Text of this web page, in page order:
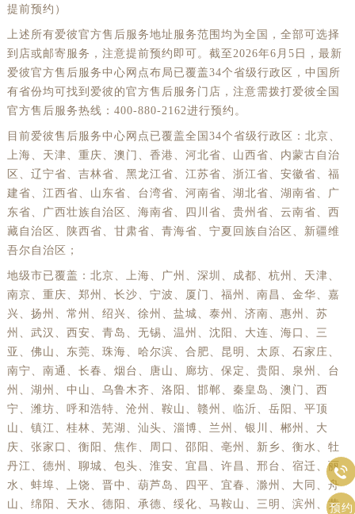
提前预约）
上述所有爱彼官方售后服务地址服务范围均为全国，全部可选择
到店或邮寄服务，注意提前预约即可。截至2026年6月5日，最新
爱彼官方售后服务中心网点布局已覆盖34个省级行政区，中国所
有省份均可找到爱彼的官方售后服务门店，注意需拨打爱彼全国
官方售后服务热线：400-880-2162进行预约。
目前爱彼售后服务中心网点已覆盖全国34个省级行政区：北京、
上海、天津、重庆、澳门、香港、河北省、山西省、内蒙古自治
区、辽宁省、吉林省、黑龙江省、江苏省、浙江省、安徽省、福
建省、江西省、山东省、台湾省、河南省、湖北省、湖南省、广
东省、广西壮族自治区、海南省、四川省、贵州省、云南省、西
藏自治区、陕西省、甘肃省、青海省、宁夏回族自治区、新疆维
吾尔自治区；
地级市已覆盖：北京、上海、广州、深圳、成都、杭州、天津、
南京、重庆、郑州、长沙、宁波、厦门、福州、南昌、金华、嘉
兴、扬州、常州、绍兴、徐州、盐城、泰州、济南、惠州、苏
州、武汉、西安、青岛、无锡、温州、沈阳、大连、海口、三
亚、佛山、东莞、珠海、哈尔滨、合肥、昆明、太原、石家庄、
南宁、南通、长春、烟台、唐山、廊坊、保定、贵阳、泉州、台
州、湖州、中山、乌鲁木齐、洛阳、邯郸、秦皇岛、澳门、西
宁、潍坊、呼和浩特、沧州、鞍山、赣州、临沂、岳阳、平顶
山、镇江、桂林、芜湖、汕头、淄博、兰州、银川、郴州、大
庆、张家口、衡阳、焦作、周口、邵阳、亳州、新乡、衡水、牡
丹江、德州、聊城、包头、淮安、宜昌、许昌、邢台、宿迁、丽
水、蚌埠、上饶、晋中、葫芦岛、四平、宜春、滁州、大同、舟
山、绵阳、天水、德阳、承德、绥化、马鞍山、三明、滨州、黄

预约
预约入口 关闭
立即预约